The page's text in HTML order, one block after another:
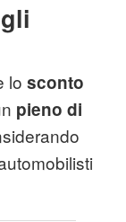
lo sconto
pieno di